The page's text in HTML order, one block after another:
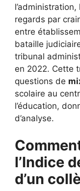
l’administration,
regards par
entre
bataille
tribunal
en 2022. Cette
questions de
scolaire au
l’éducation,
d’analyse.
l’Indice
d’un